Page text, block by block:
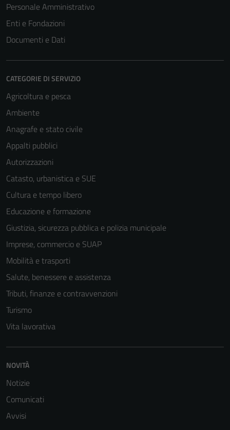
Personale Amministrativo
Enti e Fondazioni
Documenti e Dati
CATEGORIE DI SERVIZIO
Agricoltura e pesca
Ambiente
Anagrafe e stato civile
Appalti pubblici
Autorizzazioni
Catasto, urbanistica e SUE
Cultura e tempo libero
Educazione e formazione
Giustizia, sicurezza pubblica e polizia municipale
Imprese, commercio e SUAP
Mobilità e trasporti
Salute, benessere e assistenza
Tributi, finanze e contravvenzioni
Turismo
Vita lavorativa
NOVITÀ
Notizie
Comunicati
Avvisi